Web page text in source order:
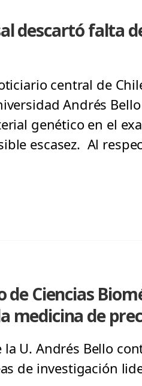
descartó falta
central de
Andrés
genético en el
escasez. Al
Ciencias
medicina de
la U. Andrés Bello
de investigación